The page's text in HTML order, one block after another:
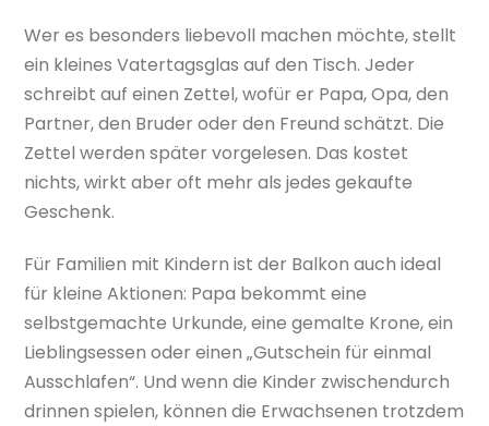
Wer es besonders liebevoll machen möchte, stellt
ein kleines Vatertagsglas auf den Tisch. Jeder
schreibt auf einen Zettel, wofür er Papa, Opa, den
Partner, den Bruder oder den Freund schätzt. Die
Zettel werden später vorgelesen. Das kostet
nichts, wirkt aber oft mehr als jedes gekaufte
Geschenk.
Für Familien mit Kindern ist der Balkon auch ideal
für kleine Aktionen: Papa bekommt eine
selbstgemachte Urkunde, eine gemalte Krone, ein
Lieblingsessen oder einen „Gutschein für einmal
Ausschlafen“. Und wenn die Kinder zwischendurch
drinnen spielen, können die Erwachsenen trotzdem